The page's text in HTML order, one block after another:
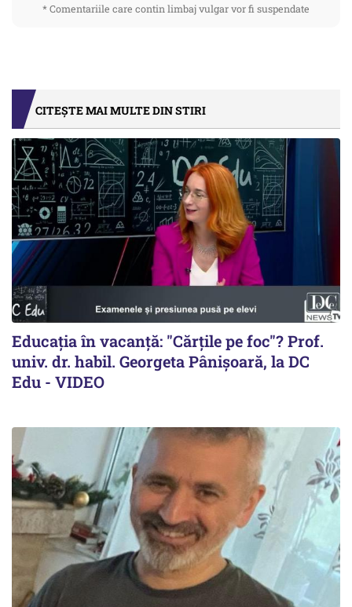
* Comentariile care contin limbaj vulgar vor fi suspendate
CITEȘTE MAI MULTE DIN STIRI
Educația în vacanță: "Cărțile pe foc"? Prof.
univ. dr. habil. Georgeta Pânișoară, la DC
Edu - VIDEO